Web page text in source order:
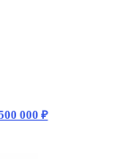
000 ₽